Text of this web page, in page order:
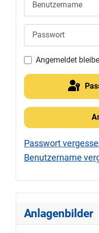
Angemeldet
Passwort
Benutzername
Anlagenbilder